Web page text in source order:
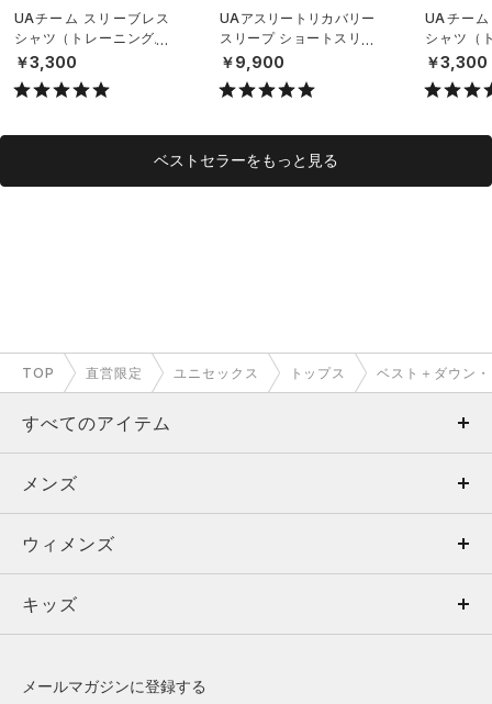
UAチーム スリーブレス
シャツ（トレーニング/U
NISEX）
￥3,300
UAアスリートリカバリー
スリープ ショートスリー
ブ シャツ（ライフスタイ
ル/UNISEX）
￥9,900
UAチー
シャツ（
NISEX）
￥3,300
ベストセラーをもっと見る
TOP 直営限定 ユニセックス トップス ベスト＋ダウン
すべてのアイテム
メンズ
ウィメンズ
キッズ
メンズ
トップス
ボトムス
ウィメンズ
トップス
キッズ
メールマガジンに登録する